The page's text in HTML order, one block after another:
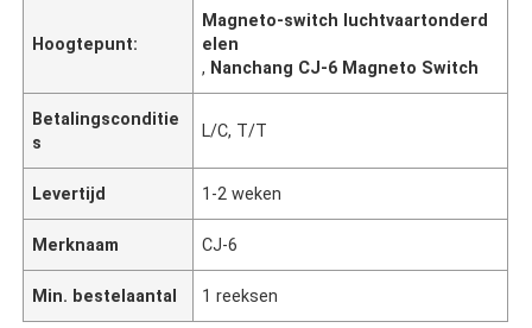
Hoogtepunt:
Magneto-switch luchtvaartonderd
elen
, Nanchang CJ-6 Magneto Switch
Betalingsconditie
s
L/C, T/T
Levertijd 1-2 weken
Merknaam CJ-6
Min. bestelaantal 1 reeksen